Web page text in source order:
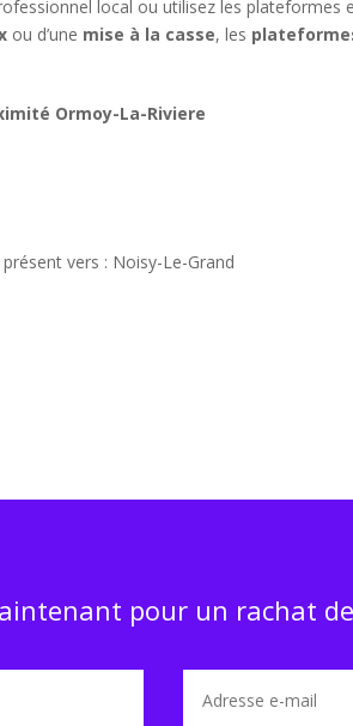
local ou utilisez les plateformes
ou d’une mise à la casse, les
Ormoy-La-Riviere
vers : Noisy-Le-Grand
pour un rachat